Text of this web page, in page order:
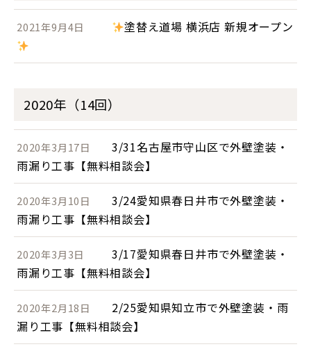
2021年9月4日 塗替え道場 横浜店 新規オープン
2020年（14回）
2020年3月17日
3/31名古屋市守山区で外壁塗装・
雨漏り工事【無料相談会】
2020年3月10日
3/24愛知県春日井市で外壁塗装・
雨漏り工事【無料相談会】
2020年3月3日
3/17愛知県春日井市で外壁塗装・
雨漏り工事【無料相談会】
2020年2月18日
2/25愛知県知立市で外壁塗装・雨
漏り工事【無料相談会】